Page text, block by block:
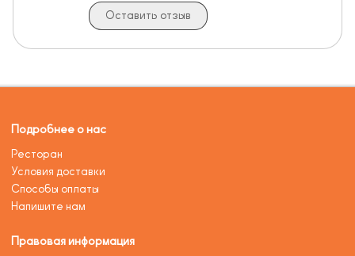
Оставить отзыв
Подробнее о нас
Ресторан
Условия доставки
Способы оплаты
Напишите нам
Правовая информация